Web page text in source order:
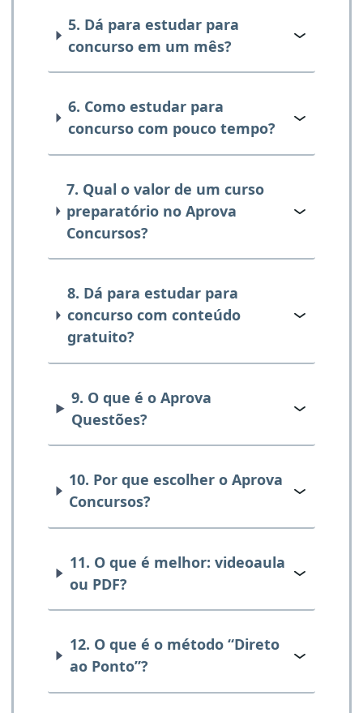
5. Dá para estudar para
concurso em um mês?
6. Como estudar para
concurso com pouco tempo?
7. Qual o valor de um curso
preparatório no Aprova
Concursos?
8. Dá para estudar para
concurso com conteúdo
gratuito?
9. O que é o Aprova
Questões?
10. Por que escolher o Aprova
Concursos?
11. O que é melhor: videoaula
ou PDF?
12. O que é o método “Direto
ao Ponto”?